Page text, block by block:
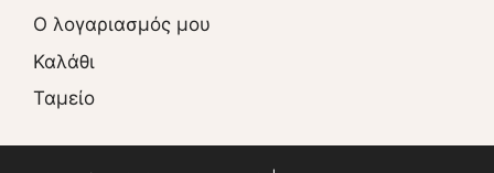
O λογαριασμός μου
Καλάθι
Ταμείο